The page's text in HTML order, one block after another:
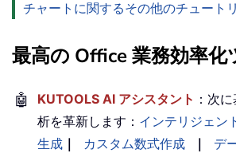
チャートに関するその他のチュート
最高の Office 業務効率化
🤖 KUTOOLS AI アシスタント ：次
析を革新します： インテリジェン
生成 ｜ カスタム数式作成 ｜
デ